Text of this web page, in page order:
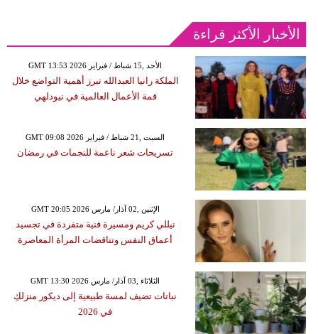
الأخبار الأكثر قراءة
GMT 13:53 2026 الأحد ,15 شباط / فبراير
الملكة رانيا العبدالله تبرز أهمية التواضع خلال
قمة الأعمال العالمية في نيودلهي
GMT 09:08 2026 السبت ,21 شباط / فبراير
تسريحات شعر ناعمة للنجمات في رمضان
GMT 20:05 2026 الإثنين ,02 آذار/ مارس
نيللي كريم ومسيرة فنية متفردة في تجسيد
أعماق النفس وتناقضات المرأة المعاصرة
GMT 13:30 2026 الثلاثاء ,03 آذار/ مارس
نباتات تضيف لمسة طبيعية إلى ديكور منزلكِ
في 2026